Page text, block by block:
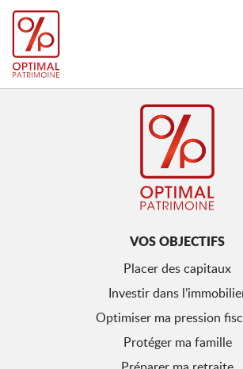
VOS OBJECTIFS
Placer des capitaux
Investir dans
Optimiser ma pression
Protéger ma famille